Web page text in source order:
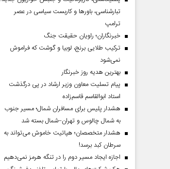
تبارشناسی، باور‌ها و کاربست سیاسی در عصر
ترامپ
خبرنگاران؛ راویان حقیقت جنگ
ترکیب طلایی برنج، لوبیا و گوشت که فراموش
نمی‌شود
بهترین هدیه روز خبرنگار
پیام تسلیت معاون وزیر ارشاد در پی درگذشت
استاد ابوالقاسم قاسم‌زاده
هشدار پلیس برای مسافران شمال؛ مسیر جنوب
به شمال چالوس و تهران–شمال بسته شد
هشدار متخصصان؛ هپاتیت خاموش می‌تواند به
سرطان کبد برسد!
اجازه ایجاد مسیر دوم را در تنگه هرمز نمی‌دهیم